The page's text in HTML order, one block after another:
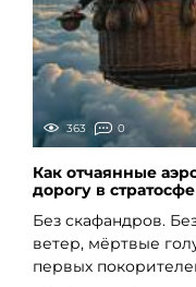
363 0
Как отчаянные
дорогу в
Без скафандров.
ветер, мёртвые
первых